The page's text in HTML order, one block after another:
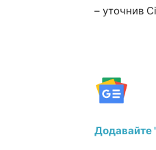
– уточнив
Додавайте